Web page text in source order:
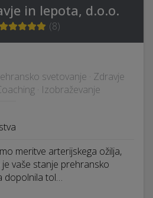
in lepota, d.o.o.
(8)
svetovanje · Zdravje
· Izobraževanje
meritve arterijskega ožilja,
vaše stanje prehransko
dopolnila tol…